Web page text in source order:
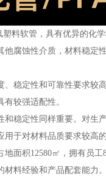
料软管，具有优异的化
腐蚀性介质，材料稳
稳定性和可靠性要求
较强适配性。
稳定性同样重要。对
于对材料品质要求较高的
面积12580㎡，拥有员
料经验和产品配套能力。